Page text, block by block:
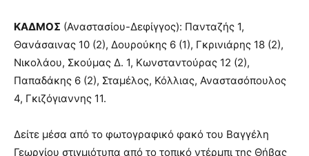
ΚΑΔΜΟΣ (Αναστασίου-Δεφίγγος): Πανταζής 1,
Θανάσαινας 10 (2), Δουρούκης 6 (1), Γκρινιάρης 18 (2),
Νικολάου, Σκούμας Δ. 1, Κωνσταντούρας 12 (2),
Παπαδάκης 6 (2), Σταμέλος, Κόλλιας, Αναστασόπουλος
4, Γκιζόγιαννης 11.
Δείτε μέσα από το φωτογραφικό φακό του Βαγγέλη
Γεωργίου στιγμιότυπα από το τοπικό ντέρμπι της Θήβας